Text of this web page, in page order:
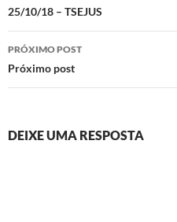
de
posts
25/10/18 – TSEJUS
PRÓXIMO POST
Próximo post
DEIXE UMA RESPOSTA